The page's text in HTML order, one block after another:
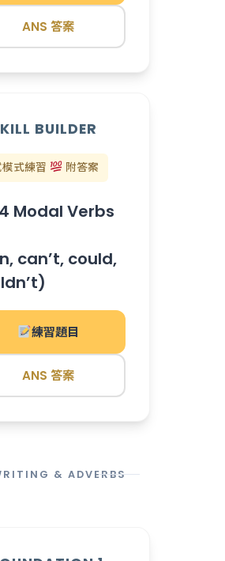
ANS 答案
BUILDER
式練習 附答案
Modal Verbs
can’t, could,
練習題目
ANS 答案
& ADVERBS